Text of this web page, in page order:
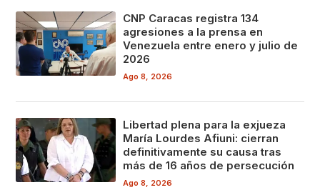
CNP Caracas registra 134
agresiones a la prensa en
Venezuela entre enero y julio de
2026
Ago 8, 2026
Libertad plena para la exjueza
María Lourdes Afiuni: cierran
definitivamente su causa tras
más de 16 años de persecución
Ago 8, 2026